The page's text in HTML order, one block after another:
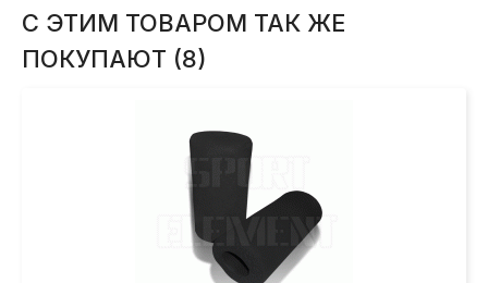
С ЭТИМ ТОВАРОМ ТАК ЖЕ
ПОКУПАЮТ (8)